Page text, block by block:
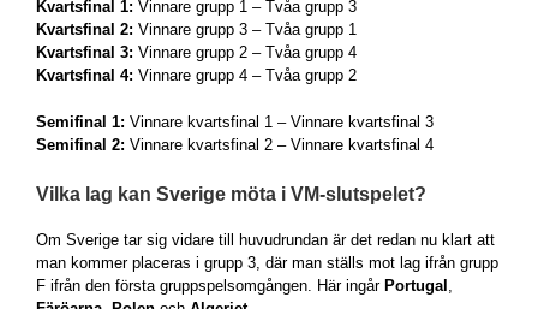
Kvartsfinal 1: Vinnare grupp 1 – Tvåa grupp 3
Kvartsfinal 2: Vinnare grupp 3 – Tvåa grupp 1
Kvartsfinal 3: Vinnare grupp 2 – Tvåa grupp 4
Kvartsfinal 4: Vinnare grupp 4 – Tvåa grupp 2
Semifinal 1: Vinnare kvartsfinal 1 – Vinnare kvartsfinal 3
Semifinal 2: Vinnare kvartsfinal 2 – Vinnare kvartsfinal 4
Vilka lag kan Sverige möta i VM-slutspelet?
Om Sverige tar sig vidare till huvudrundan är det redan nu klart att
man kommer placeras i grupp 3, där man ställs mot lag ifrån grupp
F ifrån den första gruppspelsomgången. Här ingår Portugal